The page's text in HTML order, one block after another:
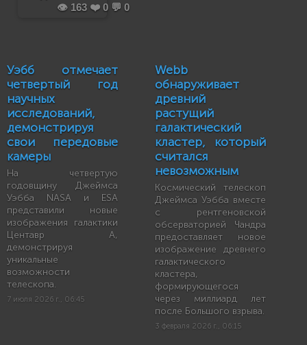
👁️ 163 ❤️ 0 💬 0
Уэбб отмечает
четвертый год
научных
исследований,
демонстрируя
свои передовые
камеры
На четвертую
годовщину Джеймса
Уэбба NASA и ESA
представили новые
изображения галактики
Центавр A,
демонстрируя
уникальные
возможности
телескопа.
7 июля 2026 г., 06:45
Webb
обнаруживает
древний
растущий
галактический
кластер, который
считался
невозможным
Космический телескоп
Джеймса Уэбба вместе
с рентгеновской
обсерваторией Чандра
предоставляет новое
изображение древнего
галактического
кластера,
формирующегося
через миллиард лет
после Большого взрыва.
3 февраля 2026 г., 06:15